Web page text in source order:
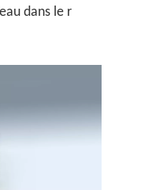
dans le r